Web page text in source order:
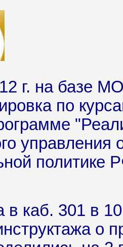
г. на базе
по
управления
политике
в каб. 301 в
о